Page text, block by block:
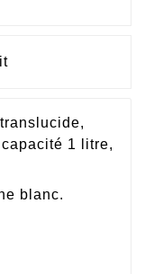
1 litre,
blanc.